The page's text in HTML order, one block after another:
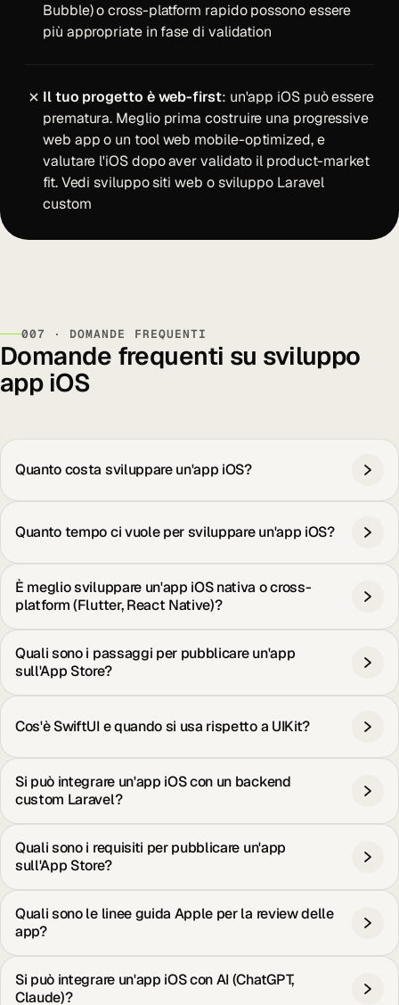
Bubble) o cross-platform rapido possono essere
più appropriate in fase di validation
Il tuo progetto è web-first: un'app iOS può essere
prematura. Meglio prima costruire una progressive
web app o un tool web mobile-optimized, e
valutare l'iOS dopo aver validato il product-market
fit. Vedisviluppo siti web osviluppo Laravel
custom
007 · DOMANDE FREQUENTI
Domande frequenti su sviluppo
app iOS
Quanto costa sviluppare un'app iOS?
Quanto tempo ci vuole per sviluppare un'app iOS?
È meglio sviluppare un'app iOS nativa o cross-
platform (Flutter, React Native)?
Quali sono i passaggi per pubblicare un'app
sull'App Store?
Cos'è SwiftUI e quando si usa rispetto a UIKit?
Si può integrare un'app iOS con un backend
custom Laravel?
Quali sono i requisiti per pubblicare un'app
sull'App Store?
Quali sono le linee guida Apple per la review delle
app?
Si può integrare un'app iOS con AI (ChatGPT,
Claude)?